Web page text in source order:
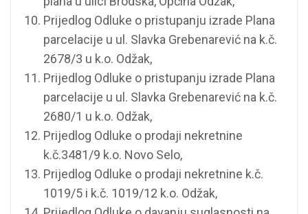
Prijedlog Odluke o pristupanju izrade Plana
parcelacije u ul. Slavka Grebenarević na k.č.
2678/3 u k.o. Odžak,
Prijedlog Odluke o pristupanju izrade Plana
parcelacije u ul. Slavka Grebenarević na k.č.
2680/1 u k.o. Odžak,
Prijedlog Odluke o prodaji nekretnine
k.č.3481/9 k.o. Novo Selo,
Prijedlog Odluke o prodaji nekretnine k.č.
1019/5 i k.č. 1019/12 k.o. Odžak,